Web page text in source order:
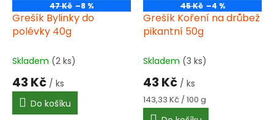
47 Kč –8 %
Grešík Bylinky do
polévky 40g
Skladem (2 ks)
43 Kč / ks
Do košíku
45 Kč –4 %
Grešík Koření na drůbež
pikantní 50g
Skladem (3 ks)
43 Kč / ks
Měrná
cena:
143,33 Kč / 100 g